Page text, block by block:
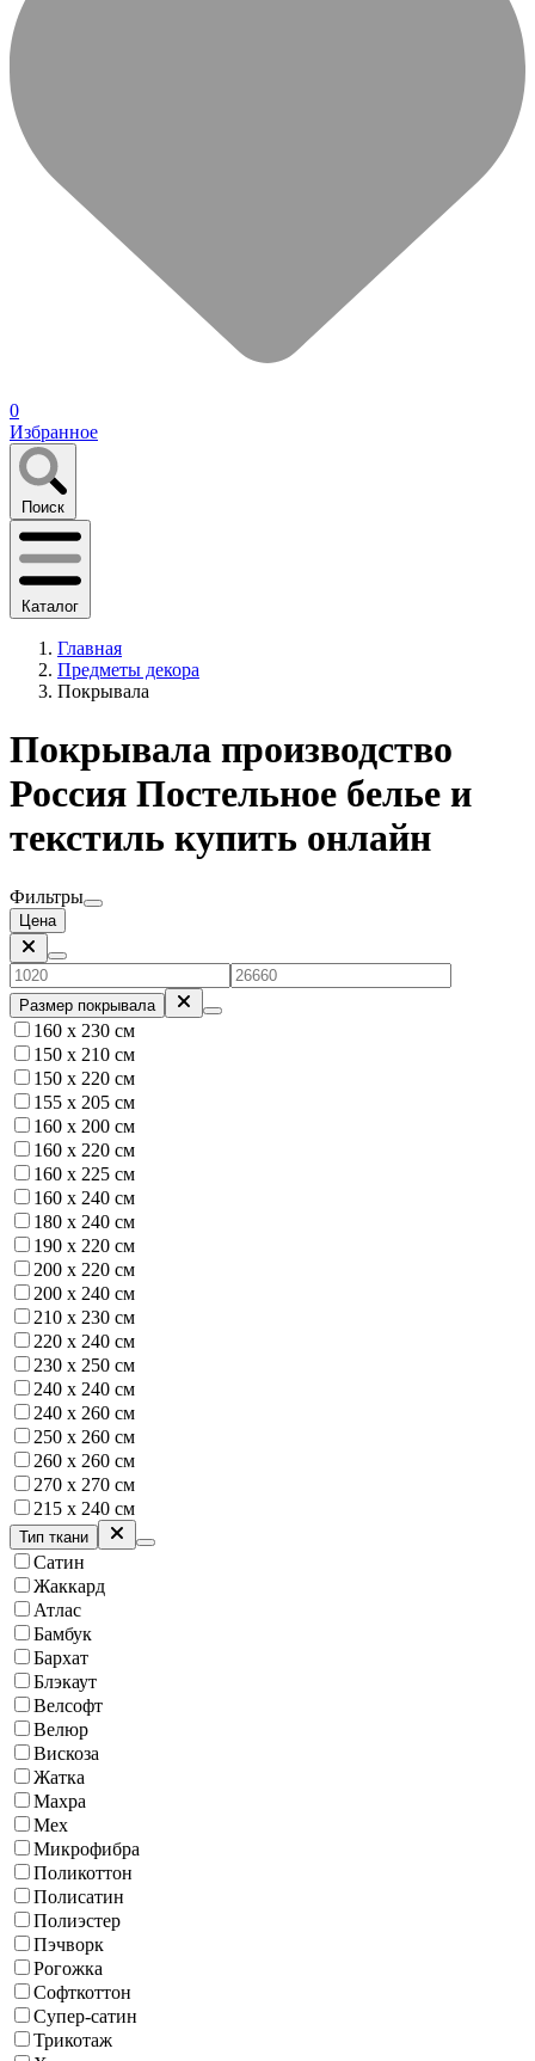
0
Избранное
Поиск
Каталог
Главная
Предметы декора
Покрывала
Покрывала производство
Россия Постельное белье и
текстиль купить онлайн
Фильтры
Цена
Размер покрывала
160 x 230 см
150 х 210 см
150 х 220 см
155 х 205 см
160 x 200 см
160 х 220 см
160 х 225 см
160 х 240 см
180 х 240 см
190 х 220 см
200 х 220 см
200 х 240 см
210 х 230 см
220 х 240 см
230 х 250 см
240 х 240 см
240 х 260 см
250 х 260 см
260 х 260 см
270 х 270 см
215 х 240 см
Тип ткани
Сатин
Жаккард
Атлас
Бамбук
Бархат
Блэкаут
Велсофт
Велюр
Вискоза
Жатка
Махра
Мех
Микрофибра
Поликоттон
Полисатин
Полиэстер
Пэчворк
Рогожка
Софткоттон
Супер-сатин
Трикотаж